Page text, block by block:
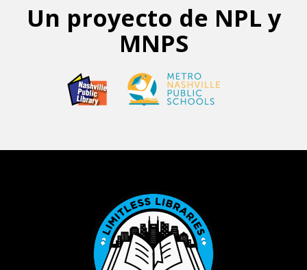
Un proyecto de NPL y
MNPS
Footer menu